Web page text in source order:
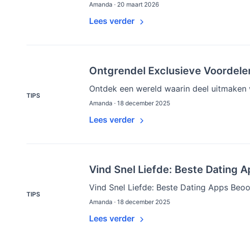
Amanda · 20 maart 2026
Lees verder
TIPS
Ontgrendel Exclusieve
Ontdek een wereld waarin deel
Amanda · 18 december 2025
Lees verder
TIPS
Vind Snel Liefde: Beste Dating
Vind Snel Liefde: Beste Dating Apps
Amanda · 18 december 2025
Lees verder